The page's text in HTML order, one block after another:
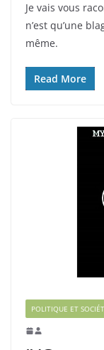
Je vais vous
n’est qu’une
même.
Read More
POLITIQUE ET